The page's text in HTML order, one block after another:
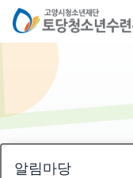
알림마당